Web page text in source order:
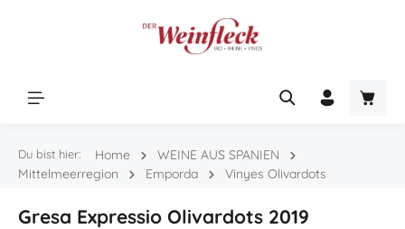
Du bist hier: Home
WEINE AUS SPANIEN
Mittelmeerregion
Emporda Vinyes Olivardots
Gresa Expressio Olivardots 2019